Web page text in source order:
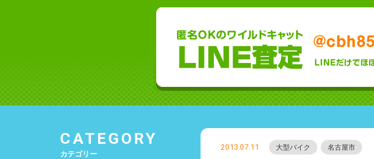
2013.07.11 大型バイク 名古屋市
CATEGORY
カテゴリー